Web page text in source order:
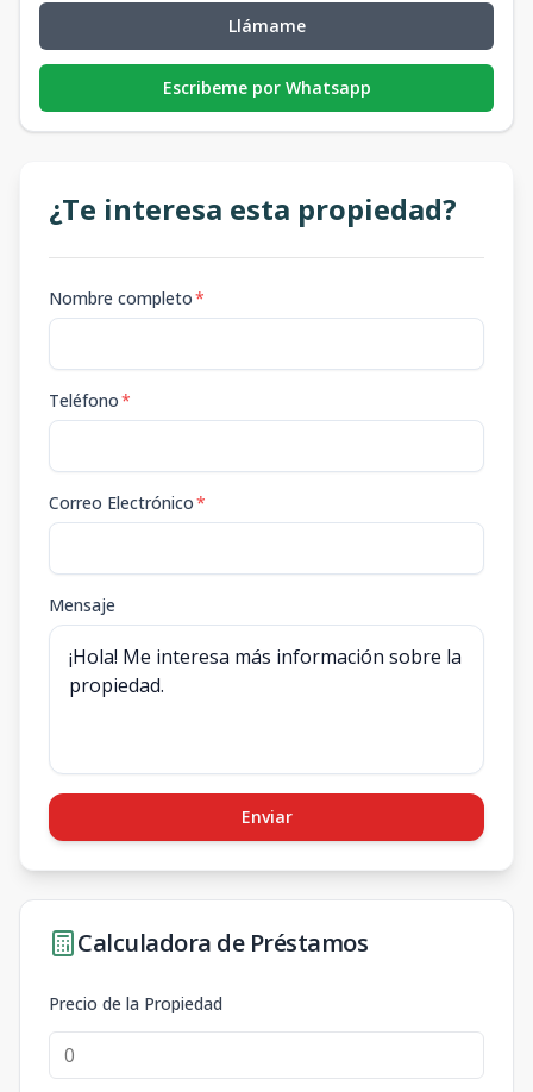
Llámame
Escribeme por Whatsapp
¿Te interesa esta propiedad?
Nombre completo*
Teléfono*
Correo Electrónico*
Mensaje
Enviar
Calculadora de Préstamos
Precio de la Propiedad